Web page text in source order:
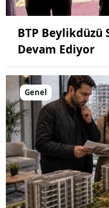
BTP Beylikdüzü
Devam Ediyor
Genel